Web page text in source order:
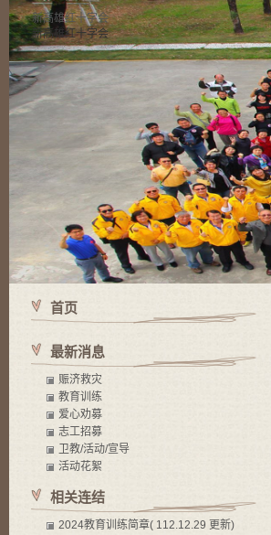
新高雄红十字会
新高雄红十字会
使命 有苦难的地方就有红十字会，有红十字会的地方
首页
最新消息
赈济救灾
教育训练
爱心劝募
志工招募
卫教/活动/宣导
活动花絮
相关连结
2024教育训练简章( 112.12.29 更新)